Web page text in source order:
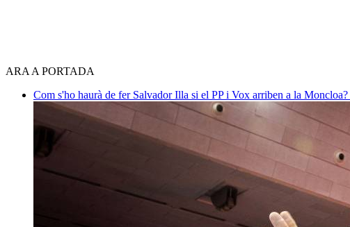
ARA A PORTADA
Com s'ho haurà de fer Salvador Illa si el PP i Vox arriben a la Moncloa?